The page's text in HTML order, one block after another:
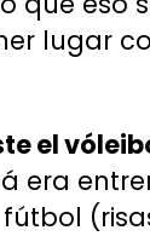
lugar
el
era